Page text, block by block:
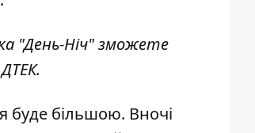
"День-Ніч" зможете
буде більшою. Вночі